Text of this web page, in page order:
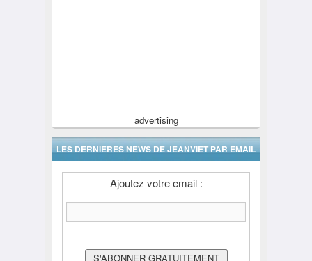
advertising
LES DERNIÈRES NEWS DE JEANVIET PAR EMAIL
Ajoutez votre email :